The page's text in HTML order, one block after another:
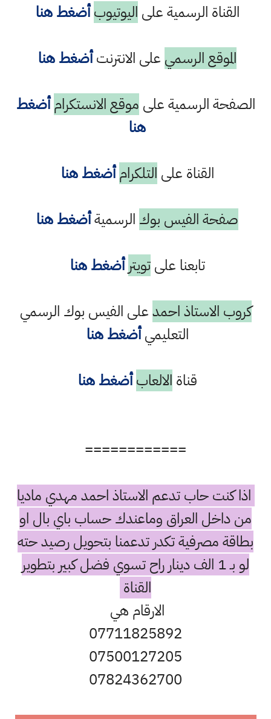
القناة الرسمية على اليوتيوب أضغط هنا
الموقع الرسمي على الانترنتأضغط هنا
الصفحة الرسمية على موقع الانستكرام أضغط
هنا
القناة على التلكرام أضغط هنا
صفحة الفيس بوك الرسميةأضغط هنا
تابعنا علىتويتر أضغط هنا
كروب الاستاذ احمدعلى الفيس بوك الرسمي
التعليميأضغط هنا
قناة الالعاب أضغط هنا
============
اذا كنت حاب تدعم الاستاذ احمد مهدي ماديا
من داخل العراق وماعندك حساب باي بال او
بطاقة مصرفية تكدر تدعمنا بتحويل رصيد حته
لو بـ 1 الف دينار راح تسوي فضل كبير بتطوير
القناة
الارقام هي
07711825892
07500127205
07824362700